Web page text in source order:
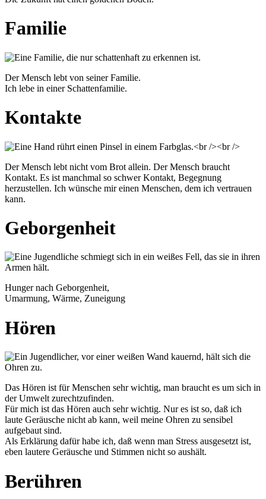
Familie
Der Mensch lebt von seiner Familie.
Ich lebe in einer Schattenfamilie.
Kontakte
Der Mensch lebt nicht vom Brot allein. Der Mensch braucht
Kontakt. Es ist manchmal so schwer Kontakt, Begegnung
herzustellen. Ich wünsche mir einen Menschen, dem ich vertrauen
kann.
Geborgenheit
Hunger nach Geborgenheit,
Umarmung, Wärme, Zuneigung
Hören
Das Hören ist für Menschen sehr wichtig, man braucht es um sich in
der Umwelt zurechtzufinden.
Für mich ist das Hören auch sehr wichtig. Nur es ist so, daß ich
laute Geräusche nicht ab kann, weil meine Ohren zu sensibel
aufgebaut sind.
Als Erklärung dafür habe ich, daß wenn man Stress ausgesetzt ist,
eben lautere Geräusche und Stimmen nicht so aushält.
Berühren